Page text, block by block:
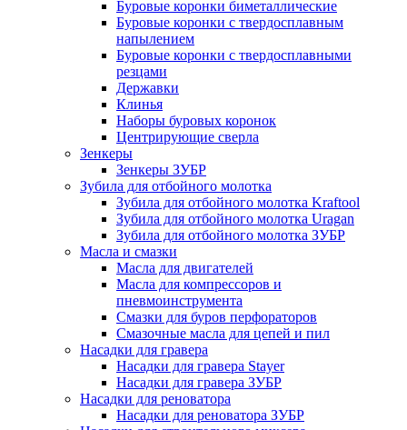
Буровые коронки биметаллические
Буровые коронки с твердосплавным
напылением
Буровые коронки с твердосплавными
резцами
Державки
Клинья
Наборы буровых коронок
Центрирующие сверла
Зенкеры
Зенкеры ЗУБР
Зубила для отбойного молотка
Зубила для отбойного молотка Kraftool
Зубила для отбойного молотка Uragan
Зубила для отбойного молотка ЗУБР
Масла и смазки
Масла для двигателей
Масла для компрессоров и
пневмоинструмента
Смазки для буров перфораторов
Смазочные масла для цепей и пил
Насадки для гравера
Насадки для гравера Stayer
Насадки для гравера ЗУБР
Насадки для реноватора
Насадки для реноватора ЗУБР